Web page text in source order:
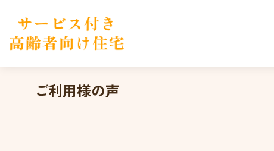
ご利用様の声